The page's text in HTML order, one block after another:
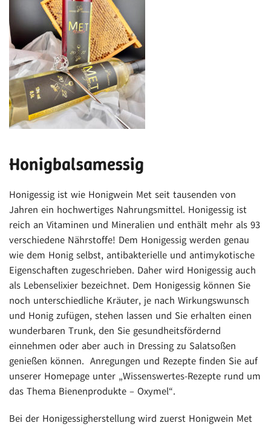
Honigbalsamessig
Honigessig ist wie Honigwein Met seit tausenden von
Jahren ein hochwertiges Nahrungsmittel. Honigessig ist
reich an Vitaminen und Mineralien und enthält mehr als 93
verschiedene Nährstoffe! Dem Honigessig werden genau
wie dem Honig selbst, antibakterielle und antimykotische
Eigenschaften zugeschrieben. Daher wird Honigessig auch
als Lebenselixier bezeichnet. Dem Honigessig können Sie
noch unterschiedliche Kräuter, je nach Wirkungswunsch
und Honig zufügen, stehen lassen und Sie erhalten einen
wunderbaren Trunk, den Sie gesundheitsfördernd
einnehmen oder aber auch in Dressing zu Salatsoßen
genießen können. Anregungen und Rezepte finden Sie auf
unserer Homepage unter „Wissenswertes-Rezepte rund um
das Thema Bienenprodukte – Oxymel“.
Bei der Honigessigherstellung wird zuerst Honigwein Met